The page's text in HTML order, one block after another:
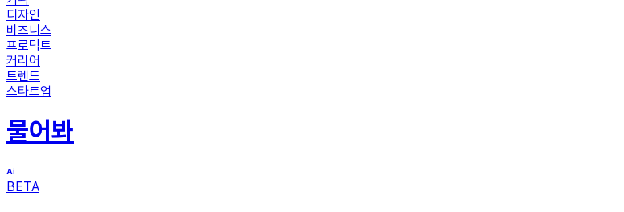
디자인
비즈니스
프로덕트
커리어
트렌드
스타트업
물어봐
BETA